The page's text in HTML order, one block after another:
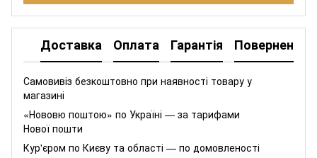
Доставка Оплата Гарантія Повернення
Самовивіз безкоштовно при наявності товару у
магазині
«Нововю поштою» по Україні — за тарифами
Нової пошти
Кур'єром по Києву та області — по домовленості